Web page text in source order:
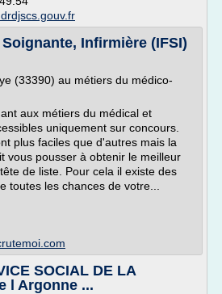
Infirmière (IFSI)
(33390) au métiers du médico-
aux métiers du médical et
uniquement sur concours.
plus faciles que d'autres mais la
vous pousser à obtenir le meilleur
de liste. Pour cela il existe des
toutes les chances de votre...
SOCIAL DE LA
l Argonne ...